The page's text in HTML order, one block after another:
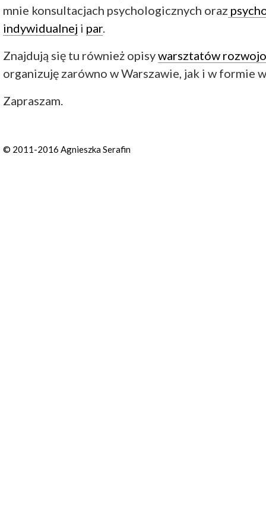
mnie konsultacjach psychologicznych oraz
indywidualnej i par.
Znajdują się tu również opisywarsztatów
organizuję zarówno w Warszawie, jak i w formie
Zapraszam.
© 2011-2016 Agnieszka Serafin